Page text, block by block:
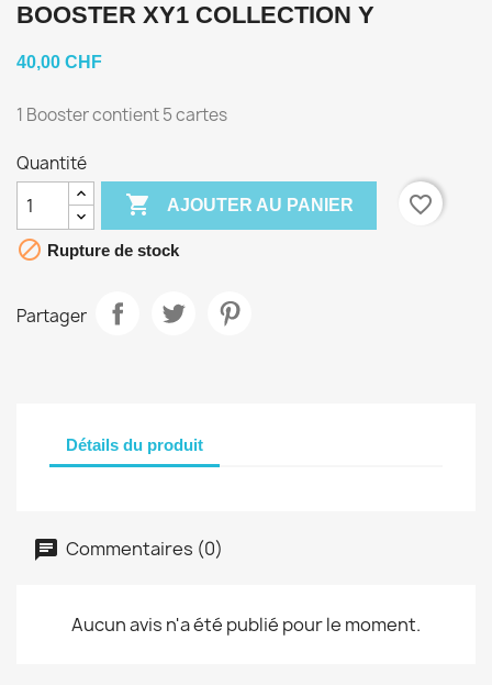
BOOSTER XY1 COLLECTION Y
40,00 CHF
1 Booster contient 5 cartes
Quantité
 AJOUTER AU PANIER
favorite_border
 Rupture de stock
Partager
Détails du produit
Commentaires (0)
Aucun avis n'a été publié pour le moment.